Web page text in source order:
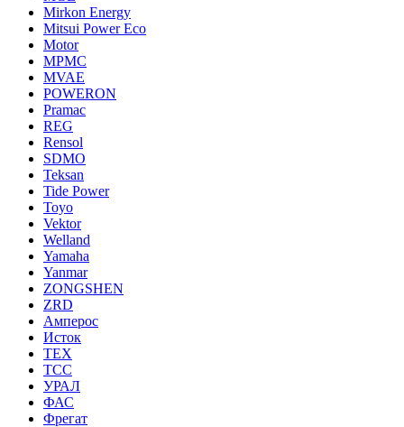
Mirkon Energy
Mitsui Power Eco
Motor
MPMC
MVAE
POWERON
Pramac
REG
Rensol
SDMO
Teksan
Tide Power
Toyo
Vektor
Welland
Yamaha
Yanmar
ZONGSHEN
ZRD
Амперос
Исток
ТЕХ
ТСС
УРАЛ
ФАС
Фрегат